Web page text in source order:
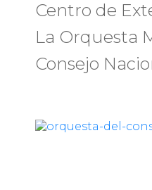
Centro de
La Orquesta
Consejo